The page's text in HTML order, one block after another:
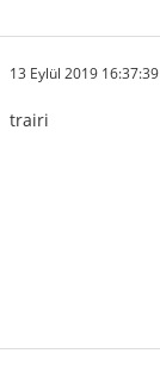
13 Eylül 2019 16:37:39
trairi